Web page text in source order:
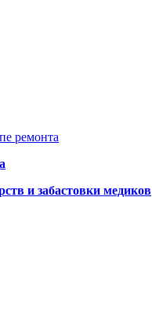
ремонта
и забастовки медиков